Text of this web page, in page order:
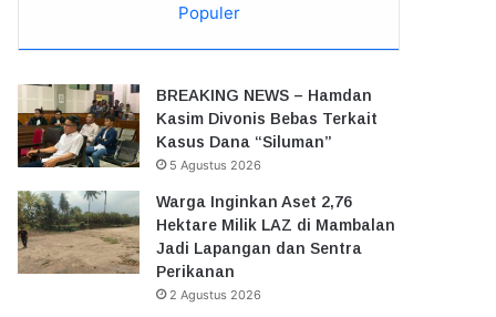
Populer
BREAKING NEWS – Hamdan
Kasim Divonis Bebas Terkait
Kasus Dana “Siluman”
5 Agustus 2026
Warga Inginkan Aset 2,76
Hektare Milik LAZ di Mambalan
Jadi Lapangan dan Sentra
Perikanan
2 Agustus 2026